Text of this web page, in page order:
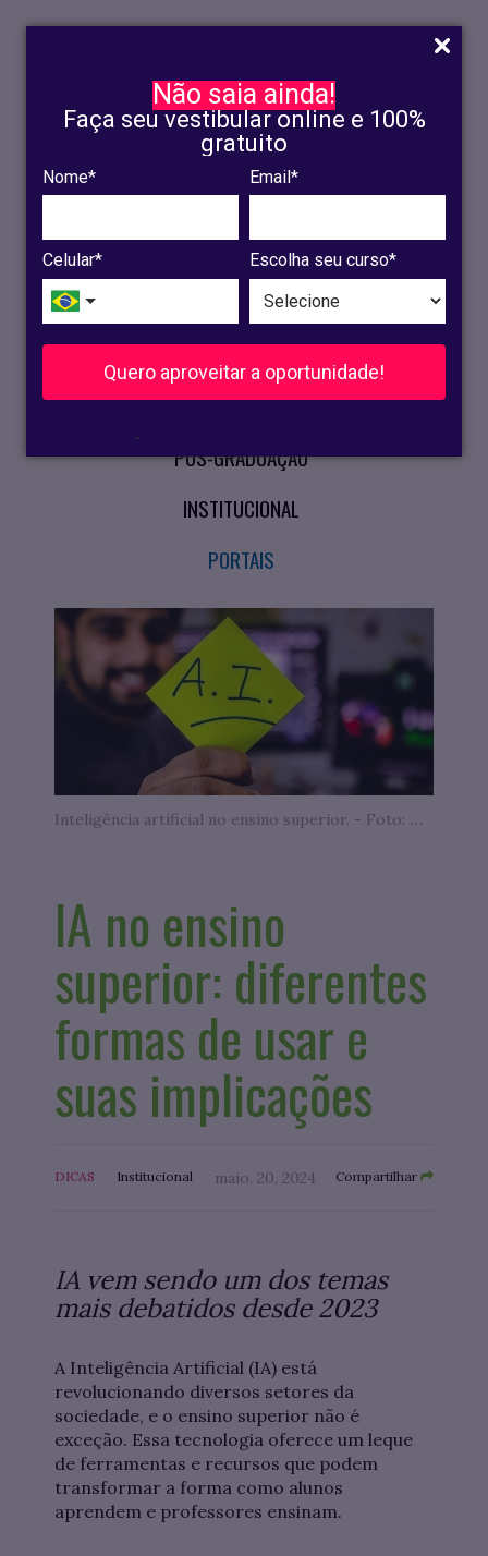
Não saia ainda!
Faça seu vestibular online e 100%
gratuito
Nome* Email*
Celular* Escolha seu curso*
Quero aproveitar a oportunidade!
.
INSCRIÇÃO
OLINDA
RECIFE
VESTIBULAR
CURSOS PRESENCIAIS
PÓS-GRADUAÇÃO
INSTITUCIONAL
PORTAIS
Inteligência artificial no ensino superior. - Foto: Unsplash
IA no ensino
superior: diferentes
formas de usar e
suas implicações
DICAS Institucional maio. 20, 2024 Compartilhar
IA vem sendo um dos temas
mais debatidos desde 2023
A Inteligência Artificial (IA) está
revolucionando diversos setores da
sociedade, e o ensino superior não é
exceção. Essa tecnologia oferece um leque
de ferramentas e recursos que podem
transformar a forma como alunos
aprendem e professores ensinam.